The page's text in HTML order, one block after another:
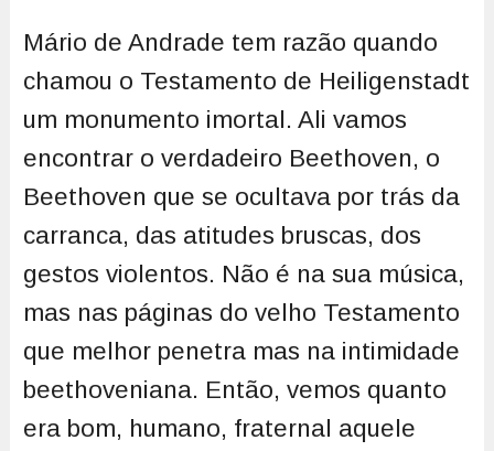
Mário de Andrade tem razão quando
chamou o Testamento de Heiligenstadt
um monumento imortal. Ali vamos
encontrar o verdadeiro Beethoven, o
Beethoven que se ocultava por trás da
carranca, das atitudes bruscas, dos
gestos violentos. Não é na sua música,
mas nas páginas do velho Testamento
que melhor penetra mas na intimidade
beethoveniana. Então, vemos quanto
era bom, humano, fraternal aquele